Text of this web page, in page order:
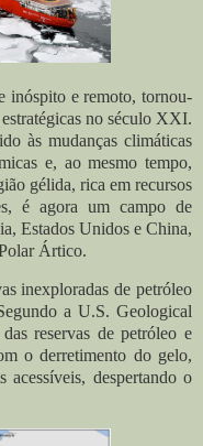
inóspito e remoto, tornou-
no século XXI.
às mudanças climáticas
e, ao mesmo tempo,
gélida, rica em recursos
é agora um campo de
Estados Unidos e China,
Ártico.
inexploradas de petróleo
a U.S. Geological
reservas de petróleo e
o derretimento do gelo,
acessíveis, despertando o